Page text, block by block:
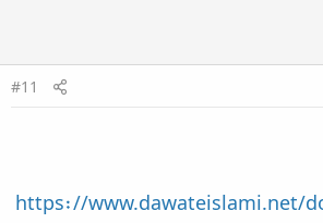
#11
https://www.dawateislami.net/